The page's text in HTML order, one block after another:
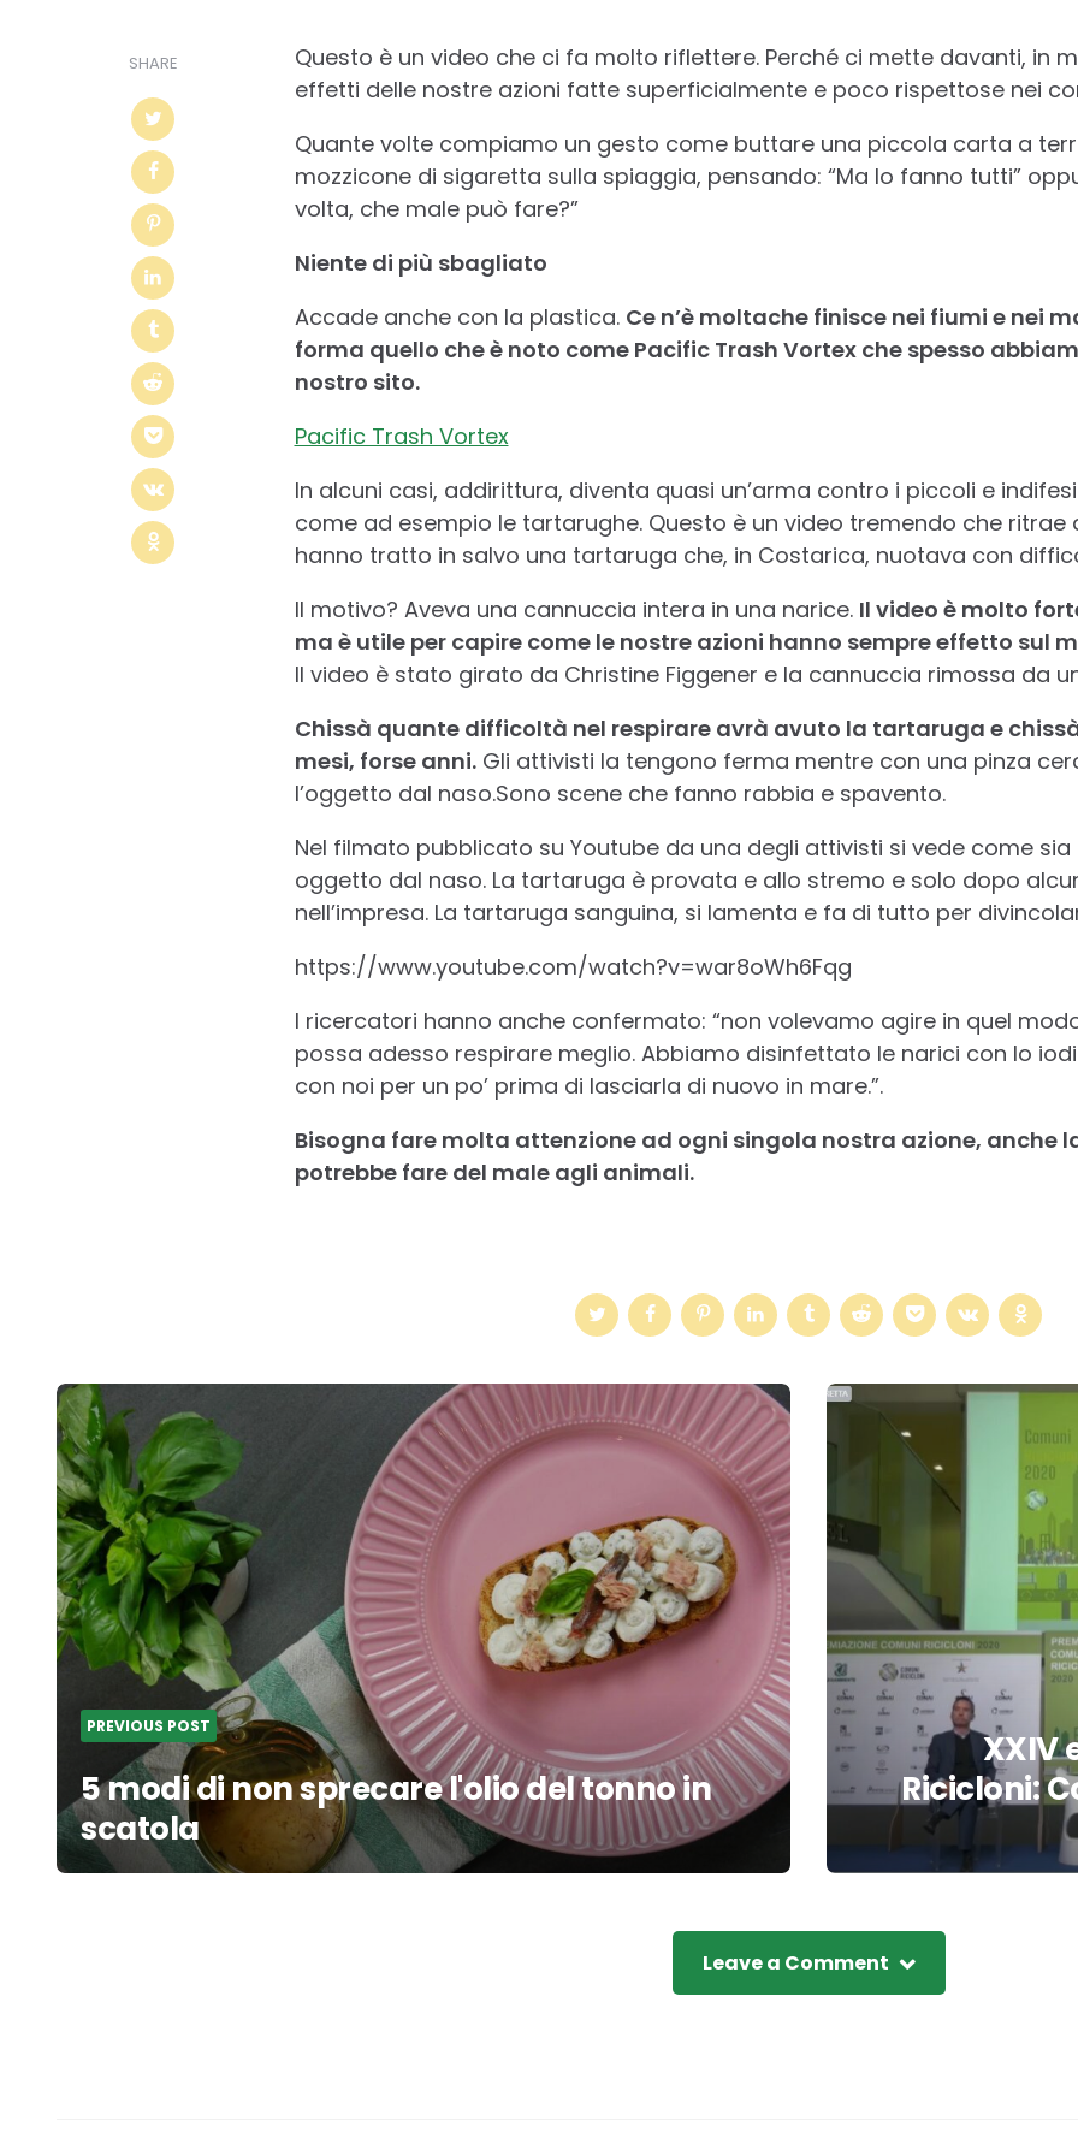
SHARE
Questo è un video che ci fa molto riflettere. Perché ci mette davanti, in
effetti delle nostre azioni fatte superficialmente e poco rispettose nei
Quante volte compiamo un gesto come buttare una piccola carta a
mozzicone di sigaretta sulla spiaggia, pensando: “Ma lo fanno tutti”
volta, che male può fare?”
Niente di più sbagliato
Accade anche con la plastica. Ce n’è moltache finisce nei fiumi e nei
forma quello che è noto come Pacific Trash Vortex che spesso
nostro sito.
Pacific Trash Vortex
In alcuni casi, addirittura, diventa quasi un’arma contro i piccoli e
come ad esempio le tartarughe. Questo è un video tremendo che ritrae
hanno tratto in salvo una tartaruga che, in Costarica, nuotava con
Il motivo? Aveva una cannuccia intera in una narice. Il video è molto
ma è utile per capire come le nostre azioni hanno sempre effetto sul
Il video è stato girato da Christine Figgener e la cannuccia rimossa da
Chissà quante difficoltà nel respirare avrà avuto la tartaruga e
mesi, forse anni.Gli attivisti la tengono ferma mentre con una pinza
l’oggetto dal naso.Sono scene che fanno rabbia e spavento.
Nel filmato pubblicato su Youtube da una degli attivisti si vede come
oggetto dal naso. La tartaruga è provata e allo stremo e solo dopo
nell’impresa. La tartaruga sanguina, si lamenta e fa di tutto per
https://www.youtube.com/watch?v=war8oWh6Fqg
I ricercatori hanno anche confermato: “non volevamo agire in quel
possa adesso respirare meglio. Abbiamo disinfettato le narici con lo
con noi per un po’ prima di lasciarla di nuovo in mare.”.
Bisogna fare molta attenzione ad ogni singola nostra azione, anche
potrebbe fare del male agli animali.
Post
navigation
PREVIOUS POST
5 modi di non sprecare l'olio del tonno in
scatola
XXIV
Ricicloni:
Leave a Comment